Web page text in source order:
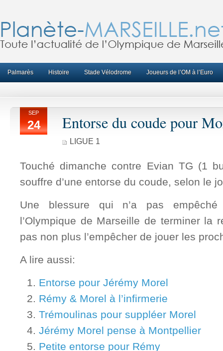
Palmarès Histoire Stade Vélodrome Joueurs de l’OM à l’Euro
SEP
24 Entorse du coude pour
LIGUE 1
Touché dimanche contre Evian TG (1
souffre d’une entorse du coude, selon le
Une blessure qui n’a pas empêché
l’Olympique de Marseille de terminer la
pas non plus l’empêcher de jouer les
A lire aussi:
Entorse pour Jérémy Morel
Rémy & Morel à l’infirmerie
Trémoulinas pour suppléer Morel
Jérémy Morel pense à Montpellier
Petite entorse pour Rémy